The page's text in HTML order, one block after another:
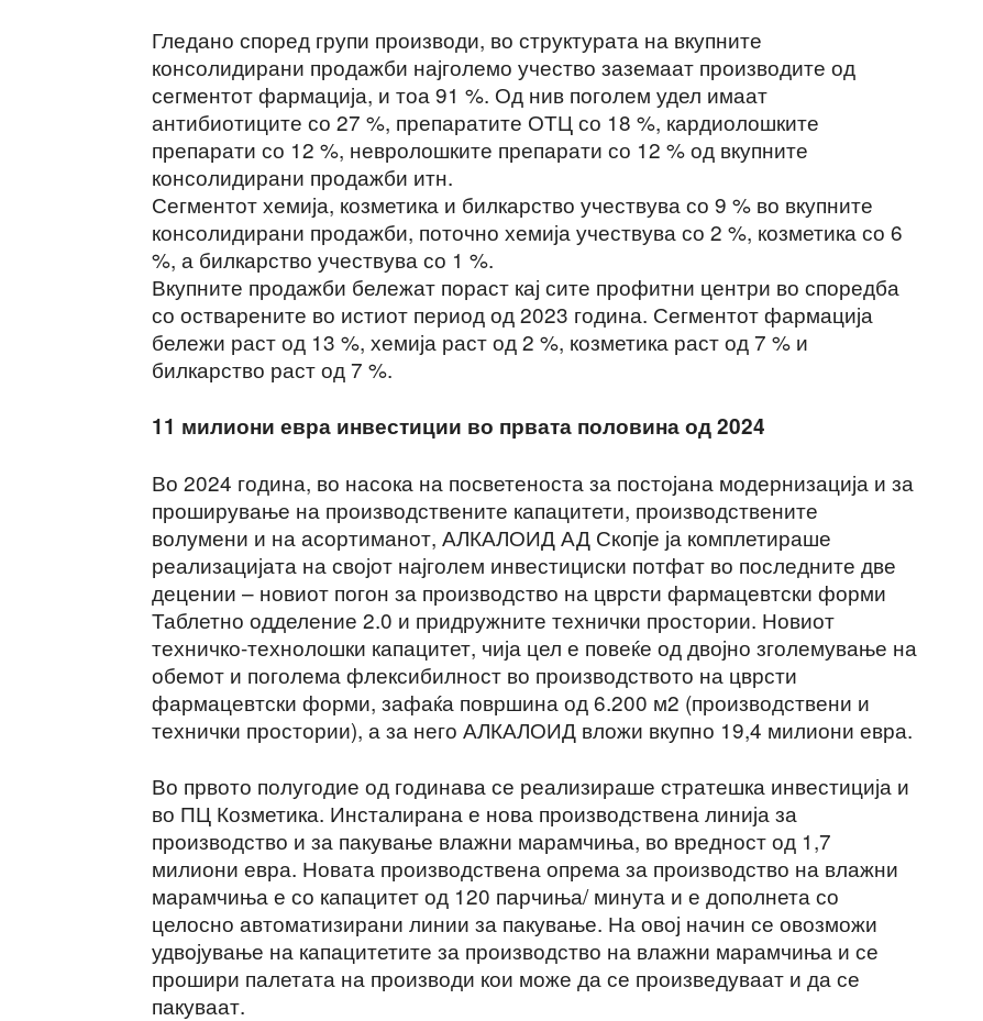
Гледано според групи производи, во структурата на вкупните
консолидирани продажби најголемо учество заземаат производите од
сегментот фармација, и тоа 91 %. Од нив поголем удел имаат
антибиотиците со 27 %, препаратите ОТЦ со 18 %, кардиолошките
препарати со 12 %, невролошките препарати со 12 % од вкупните
консолидирани продажби итн.
Сегментот хемија, козметика и билкарство учествува со 9 % во вкупните
консолидирани продажби, поточно хемија учествува со 2 %, козметика со 6
%, а билкарство учествува со 1 %.
Вкупните продажби бележат пораст кај сите профитни центри во споредба
со остварените во истиот период од 2023 година. Сегментот фармација
бележи раст од 13 %, хемија раст од 2 %, козметика раст од 7 % и
билкарство раст од 7 %.
11 милиони евра инвестиции во првата половина од 2024
Во 2024 година, во насока на посветеноста за постојана модернизација и за
проширување на производствените капацитети, производствените
волумени и на асортиманот, АЛКАЛОИД АД Скопје ја комплетираше
реализацијата на својот најголем инвестициски потфат во последните две
децении – новиот погон за производство на цврсти фармацевтски форми
Таблетно одделение 2.0 и придружните технички простории. Новиот
техничко-технолошки капацитет, чија цел е повеќе од двојно зголемување на
обемот и поголема флексибилност во производството на цврсти
фармацевтски форми, зафаќа површина од 6.200 м2 (производствени и
технички простории), а за него АЛКАЛОИД вложи вкупно 19,4 милиони евра.
Во првото полугодие од годинава се реализираше стратешка инвестиција и
во ПЦ Козметика. Инсталирана е нова производствена линија за
производство и за пакување влажни марамчиња, во вредност од 1,7
милиони евра. Новата производствена опрема за производство на влажни
марамчиња е со капацитет од 120 парчиња/ минута и е дополнета со
целосно автоматизирани линии за пакување. На овој начин се овозможи
удвојување на капацитетите за производство на влажни марамчиња и се
прошири палетата на производи кои може да се произведуваат и да се
пакуваат.